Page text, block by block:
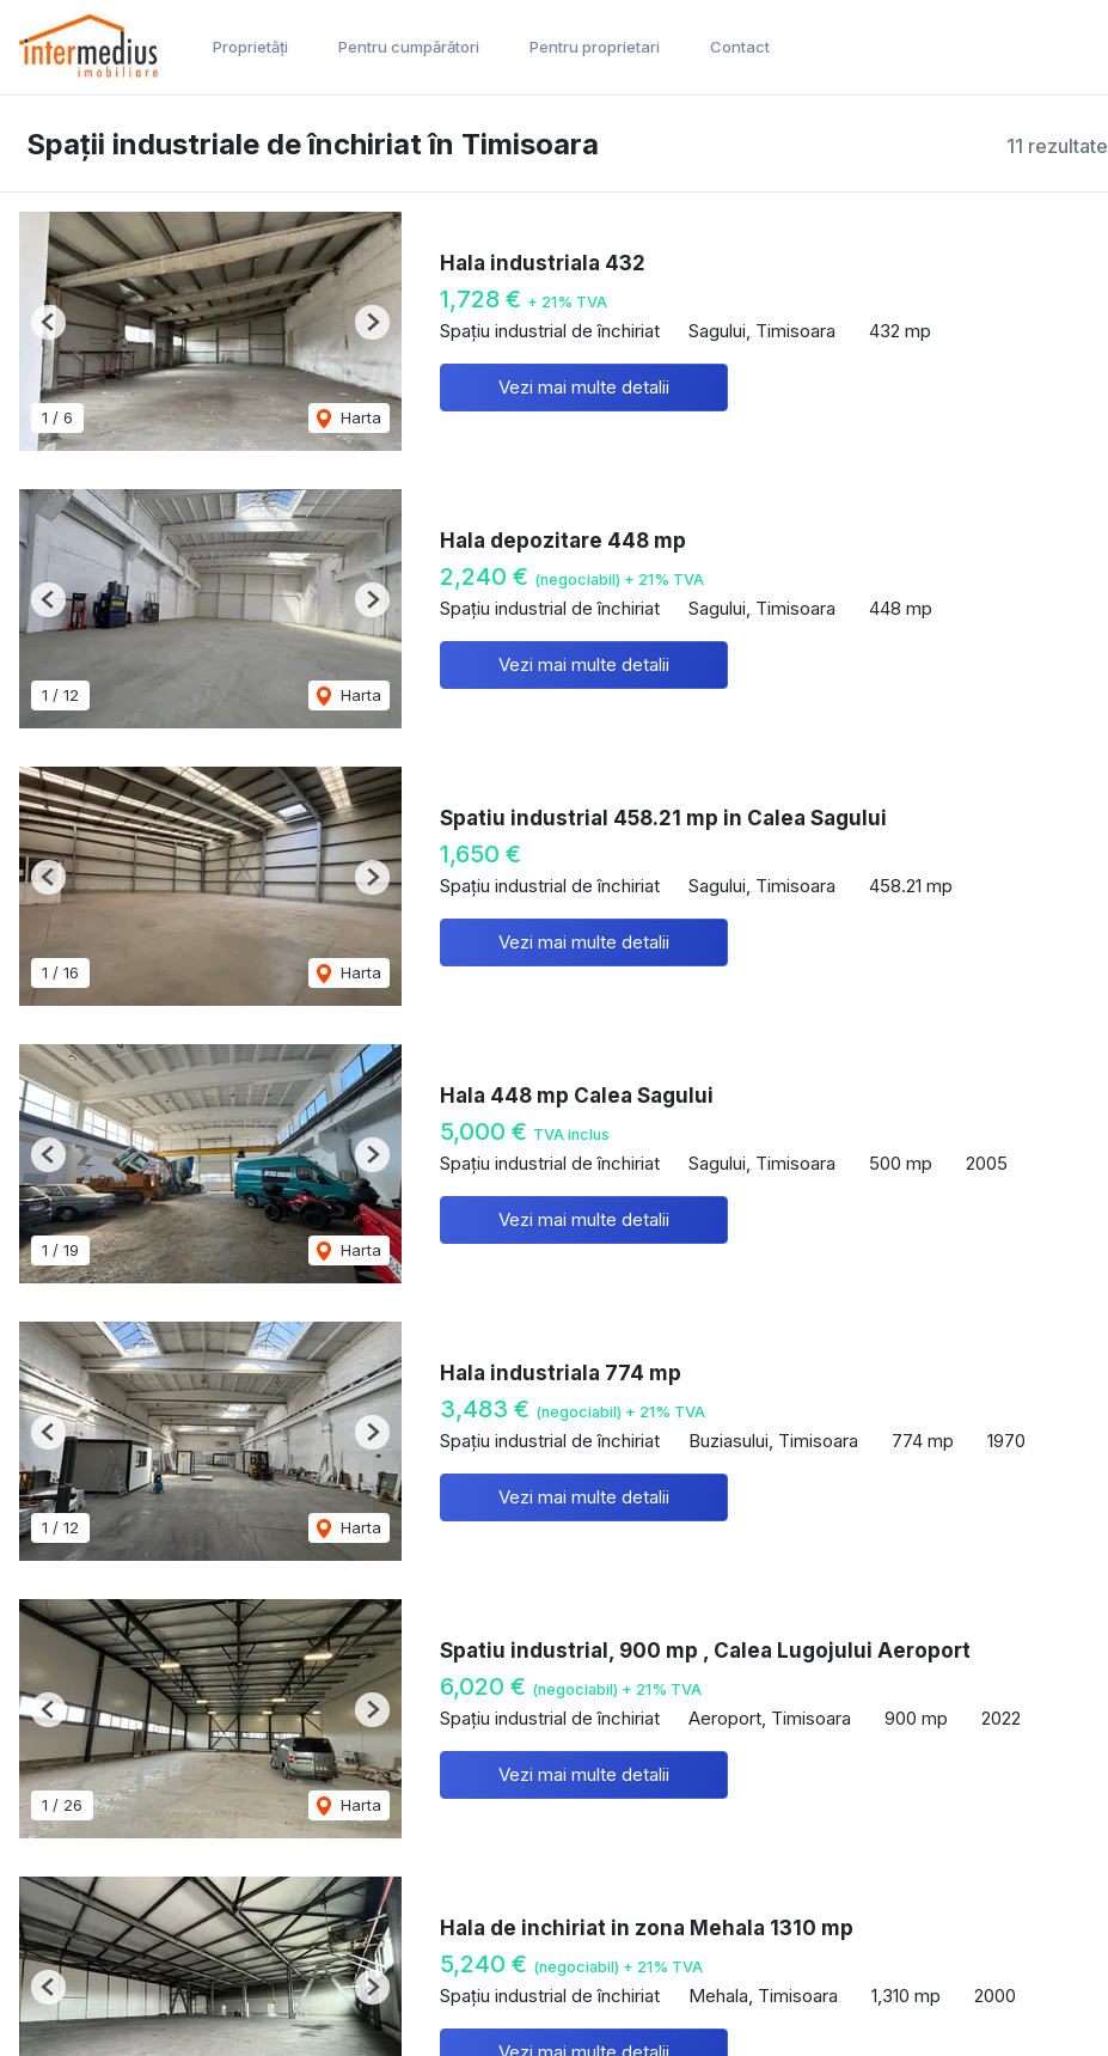
Proprietăți Pentru cumpărători Pentru proprietari Contact
11 rezultate
Spații industriale de închiriat în Timisoara
1 / 6 Harta
Previous Next
Hala industriala 432
1,728 € + 21% TVA
Spațiu industrial de închiriat Sagului, Timisoara 432 mp
Vezi mai multe detalii
1 / 12 Harta
Previous Next
Hala depozitare 448 mp
2,240 € (negociabil) + 21% TVA
Spațiu industrial de închiriat Sagului, Timisoara 448 mp
Vezi mai multe detalii
1 / 16 Harta
Previous Next
Spatiu industrial 458.21 mp in Calea Sagului
1,650 €
Spațiu industrial de închiriat Sagului, Timisoara 458.21 mp
Vezi mai multe detalii
1 / 19 Harta
Previous Next
Hala 448 mp Calea Sagului
5,000 € TVA inclus
Spațiu industrial de închiriat Sagului, Timisoara 500 mp 2005
Vezi mai multe detalii
1 / 12 Harta
Previous Next
Hala industriala 774 mp
3,483 € (negociabil) + 21% TVA
Spațiu industrial de închiriat Buziasului, Timisoara 774 mp 1970
Vezi mai multe detalii
1 / 26 Harta
Previous Next
Spatiu industrial, 900 mp , Calea Lugojului Aeroport
6,020 € (negociabil) + 21% TVA
Spațiu industrial de închiriat Aeroport, Timisoara 900 mp 2022
Vezi mai multe detalii
Previous Next
Hala de inchiriat in zona Mehala 1310 mp
5,240 € (negociabil) + 21% TVA
Spațiu industrial de închiriat Mehala, Timisoara 1,310 mp 2000
Vezi mai multe detalii